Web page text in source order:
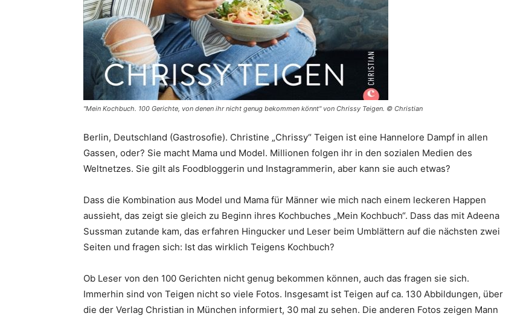
"Mein Kochbuch. 100 Gerichte, von denen ihr nicht genug bekommen könnt" von Chrissy Teigen. © Christian
Berlin, Deutschland (Gastrosofie). Christine „Chrissy“ Teigen ist eine Hannelore Dampf in allen
Gassen, oder? Sie macht Mama und Model. Millionen folgen ihr in den sozialen Medien des
Weltnetzes. Sie gilt als Foodbloggerin und Instagrammerin, aber kann sie auch etwas?
Dass die Kombination aus Model und Mama für Männer wie mich nach einem leckeren Happen
aussieht, das zeigt sie gleich zu Beginn ihres Kochbuches „Mein Kochbuch“. Dass das mit Adeena
Sussman zutande kam, das erfahren Hingucker und Leser beim Umblättern auf die nächsten zwei
Seiten und fragen sich: Ist das wirklich Teigens Kochbuch?
Ob Leser von den 100 Gerichten nicht genug bekommen können, auch das fragen sie sich.
Immerhin sind von Teigen nicht so viele Fotos. Insgesamt ist Teigen auf ca. 130 Abbildungen, über
die der Verlag Christian in München informiert, 30 mal zu sehen. Die anderen Fotos zeigen Mann